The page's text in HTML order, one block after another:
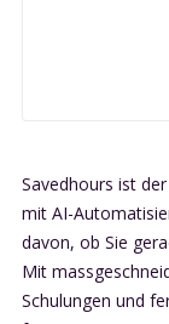
Savedhours ist
mit AI-
davon, ob Sie
Mit
Schulungen und